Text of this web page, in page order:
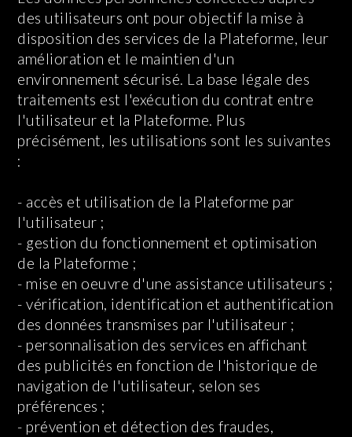
des utilisateurs ont pour objectif la mise à
disposition des services de la Plateforme, leur
amélioration et le maintien d'un
environnement sécurisé. La base légale des
traitements est l'exécution du contrat entre
l'utilisateur et la Plateforme. Plus
précisément, les utilisations sont les suivantes
:
- accès et utilisation de la Plateforme par
l'utilisateur ;
- gestion du fonctionnement et optimisation
de la Plateforme ;
- mise en oeuvre d'une assistance utilisateurs ;
- vérification, identification et authentification
des données transmises par l'utilisateur ;
- personnalisation des services en affichant
des publicités en fonction de l'historique de
navigation de l'utilisateur, selon ses
préférences ;
- prévention et détection des fraudes,